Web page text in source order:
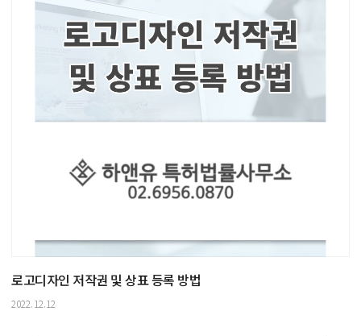
로고디자인 저작권 및 상표 등록 방법
2022.12.12